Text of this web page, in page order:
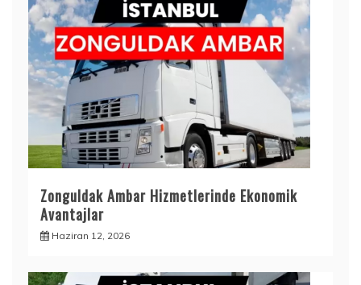
Zonguldak Ambar Hizmetlerinde Ekonomik
Avantajlar
Haziran 12, 2026